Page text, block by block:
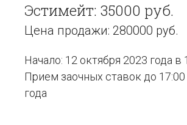
Эстимейт: 35000 руб.
Цена продажи: 280000 руб.
Начало: 12 октября 2023 года в
Прием заочных ставок до 17:00
года